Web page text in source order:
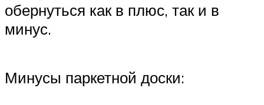
обернуться как в плюс, так и в
минус.
Минусы паркетной доски: